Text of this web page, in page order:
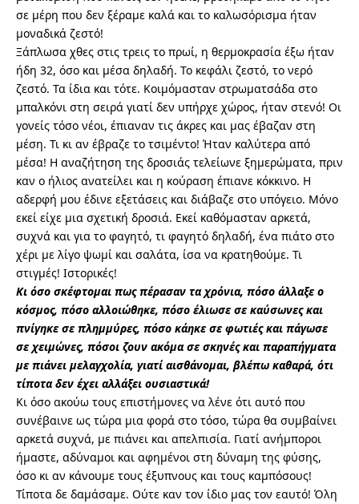
σε μέρη που δεν ξέραμε καλά και το καλωσόρισμα ήταν
μοναδικά ζεστό!
Ξάπλωσα χθες στις τρεις το πρωί, η θερμοκρασία έξω ήταν
ήδη 32, όσο και μέσα δηλαδή. Το κεφάλι ζεστό, το νερό
ζεστό. Τα ίδια και τότε. Κοιμόμασταν στρωματσάδα στο
μπαλκόνι στη σειρά γιατί δεν υπήρχε χώρος, ήταν στενό! Οι
γονείς τόσο νέοι, έπιαναν τις άκρες και μας έβαζαν στη
μέση. Τι κι αν έβραζε το τσιμέντο! Ήταν καλύτερα από
μέσα! Η αναζήτηση της δροσιάς τελείωνε ξημερώματα, πριν
καν ο ήλιος ανατείλει και η κούραση έπιανε κόκκινο. Η
αδερφή μου έδινε εξετάσεις και διάβαζε στο υπόγειο. Μόνο
εκεί είχε μια σχετική δροσιά. Εκεί καθόμασταν αρκετά,
συχνά και για το φαγητό, τι φαγητό δηλαδή, ένα πιάτο στο
χέρι με λίγο ψωμί και σαλάτα, ίσα να κρατηθούμε. Τι
στιγμές! Ιστορικές!
Κι όσο σκέφτομαι πως πέρασαν τα χρόνια, πόσο άλλαξε ο
κόσμος, πόσο αλλοιώθηκε, πόσο έλιωσε σε καύσωνες και
πνίγηκε σε πλημμύρες, πόσο κάηκε σε φωτιές και πάγωσε
σε χειμώνες, πόσοι ζουν ακόμα σε σκηνές και παραπήγματα
με πιάνει μελαγχολία, γιατί αισθάνομαι, βλέπω καθαρά, ότι
τίποτα δεν έχει αλλάξει ουσιαστικά!
Κι όσο ακούω τους επιστήμονες να λένε ότι αυτό που
συνέβαινε ως τώρα μια φορά στο τόσο, τώρα θα συμβαίνει
αρκετά συχνά, με πιάνει και απελπισία. Γιατί ανήμποροι
ήμαστε, αδύναμοι και αφημένοι στη δύναμη της φύσης,
όσο κι αν κάνουμε τους έξυπνους και τους καμπόσους!
Τίποτα δε δαμάσαμε. Ούτε καν τον ίδιο μας τον εαυτό! Όλη